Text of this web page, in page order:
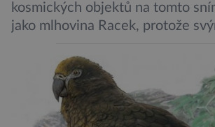
kosmických objektů na tomto
jako mlhovina Racek, protože
prachu, vodíku, hélia a malého
chemických prvků. Celá oblast je
nových hvězd. Mimořádné
záběru pořízeného pomocí